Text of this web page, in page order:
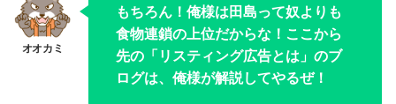
もちろん！俺様は田島って奴よりも
食物連鎖の上位だからな！ここから
先の「リスティング広告とは」のブ
ログは、俺様が解説してやるぜ！